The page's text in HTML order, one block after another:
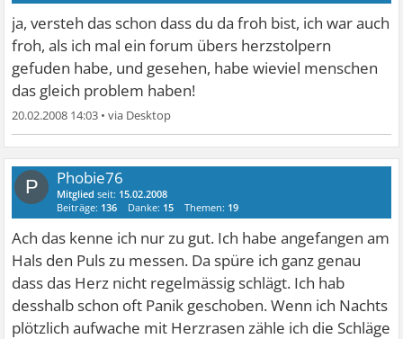
ja, versteh das schon dass du da froh bist, ich war auch
froh, als ich mal ein forum übers herzstolpern
gefuden habe, und gesehen, habe wieviel menschen
das gleich problem haben!
20.02.2008 14:03 •
P Phobie76
Mitglied seit: 15.02.2008
Beiträge: 136 Danke: 15 Themen: 19
Ach das kenne ich nur zu gut. Ich habe angefangen am
Hals den Puls zu messen. Da spüre ich ganz genau
dass das Herz nicht regelmässig schlägt. Ich hab
desshalb schon oft Panik geschoben. Wenn ich Nachts
plötzlich aufwache mit Herzrasen zähle ich die Schläge